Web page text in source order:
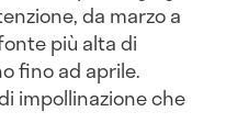
da marzo a
più alta di
fino ad aprile.
impollinazione che